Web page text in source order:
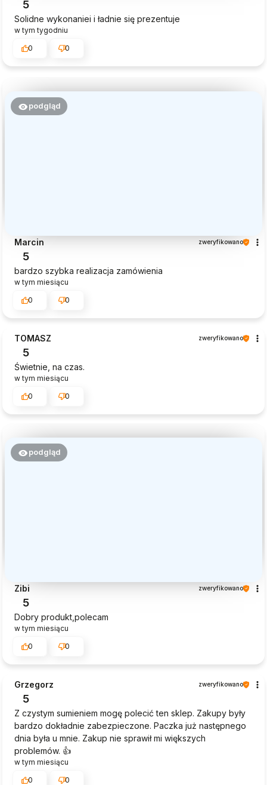
5
Solidne wykonaniei i ładnie się prezentuje
w tym tygodniu
0
0
podgląd
Marcin zweryfikowano
5
bardzo szybka realizacja zamówienia
w tym miesiącu
0
0
TOMASZ zweryfikowano
5
Świetnie, na czas.
w tym miesiącu
0
0
podgląd
Zibi zweryfikowano
5
Dobry produkt,polecam
w tym miesiącu
0
0
Grzegorz zweryfikowano
5
Z czystym sumieniem mogę polecić ten sklep. Zakupy były
bardzo dokładnie zabezpieczone. Paczka już następnego
dnia była u mnie. Zakup nie sprawił mi większych
problemów. 👍️
w tym miesiącu
0
0